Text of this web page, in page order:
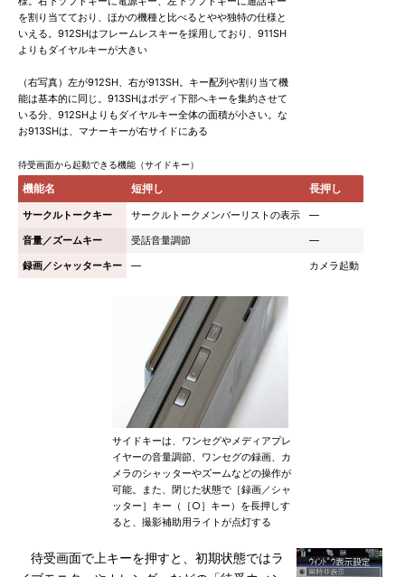
を割り当てており、ほかの機種と比べるとやや独特の仕様と
いえる。912SHはフレームレスキーを採用しており、911SH
よりもダイヤルキーが大きい
（右写真）左が912SH、右が913SH。キー配列や割り当て機
能は基本的に同じ。913SHはボディ下部へキーを集約させて
いる分、912SHよりもダイヤルキー全体の面積が小さい。な
お913SHは、マナーキーが右サイドにある
待受画面から起動できる機能（サイドキー）
機能名 短押し 長押し
サークルトークキー サークルトークメンバーリストの表示
―
音量／ズームキー
受話音量調節
―
録画／シャッターキー
― カメラ起動
サイドキーは、ワンセグやメディアプレ
イヤーの音量調節、ワンセグの録画、カ
メラのシャッターやズームなどの操作が
可能。また、閉じた状態で［録画／シャ
ッター］キー（［○］キー）を長押しす
ると、撮影補助用ライトが点灯する
待受画面で上キーを押すと、初期状態ではラ